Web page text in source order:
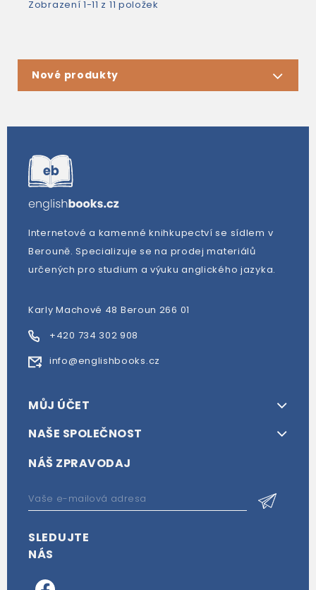
Zobrazení 1-11 z 11 položek
Nové produkty
Internetové a kamenné knihkupectví se sídlem v
Berouně. Specializuje se na prodej materiálů
určených pro studium a výuku anglického jazyka.
Karly Machové 48 Beroun 266 01
+420 734 302 908
info@englishbooks.cz
MŮJ ÚČET
NAŠE SPOLEČNOST
NÁŠ ZPRAVODAJ
SLEDUJTE
NÁS